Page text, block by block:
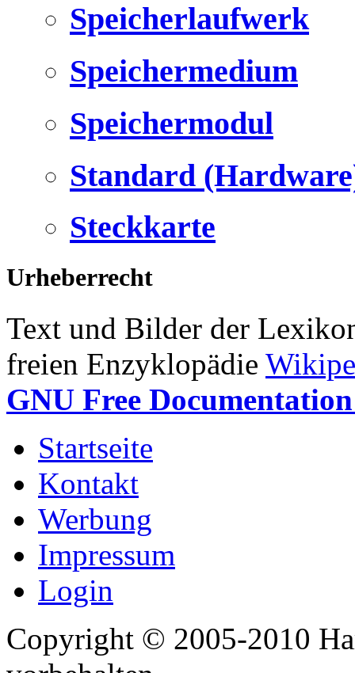
Speicherlaufwerk
Speichermedium
Speichermodul
Standard
Steckkarte
Urheberrecht
Text und Bilder der
freien Enzyklopädie
GNU Free
Startseite
Kontakt
Werbung
Impressum
Login
Copyright © 2005-2010